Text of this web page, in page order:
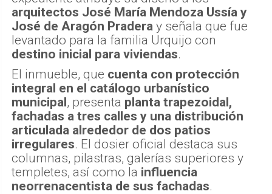
arquitectos José María Mendoza Ussía y
José de Aragón Pradera y señala que fue
levantado para la familia Urquijo con
destino inicial para viviendas.
El inmueble, que cuenta con protección
integral en el catálogo urbanístico
municipal, presenta planta trapezoidal,
fachadas a tres calles y una distribución
articulada alrededor de dos patios
irregulares. El dosier oficial destaca sus
columnas, pilastras, galerías superiores y
templetes, así como la influencia
neorrenacentista de sus fachadas.